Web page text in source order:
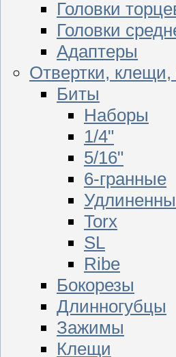
Головки
Головки
Адаптеры
Отвертки,
Биты
Наборы
1/4"
5/16"
6-гранные
Torx
SL
Ribe
Бокорезы
Длинногубцы
Зажимы
Клещи